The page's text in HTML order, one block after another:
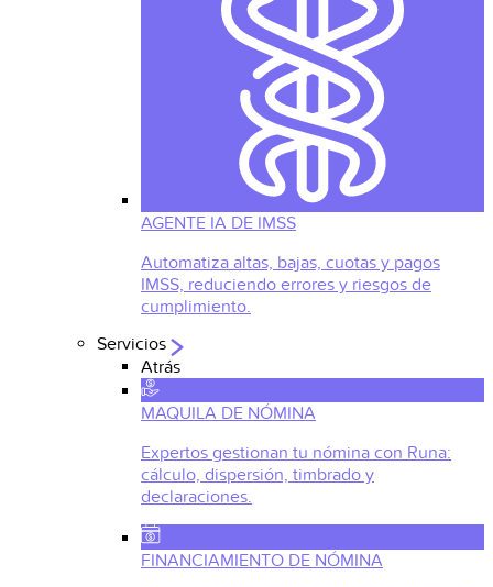
AGENTE IA DE IMSS
Automatiza altas, bajas, cuotas y pagos
IMSS, reduciendo errores y riesgos de
cumplimiento.
Servicios
Atrás
MAQUILA DE NÓMINA
Expertos gestionan tu nómina con Runa:
cálculo, dispersión, timbrado y
declaraciones.
FINANCIAMIENTO DE NÓMINA